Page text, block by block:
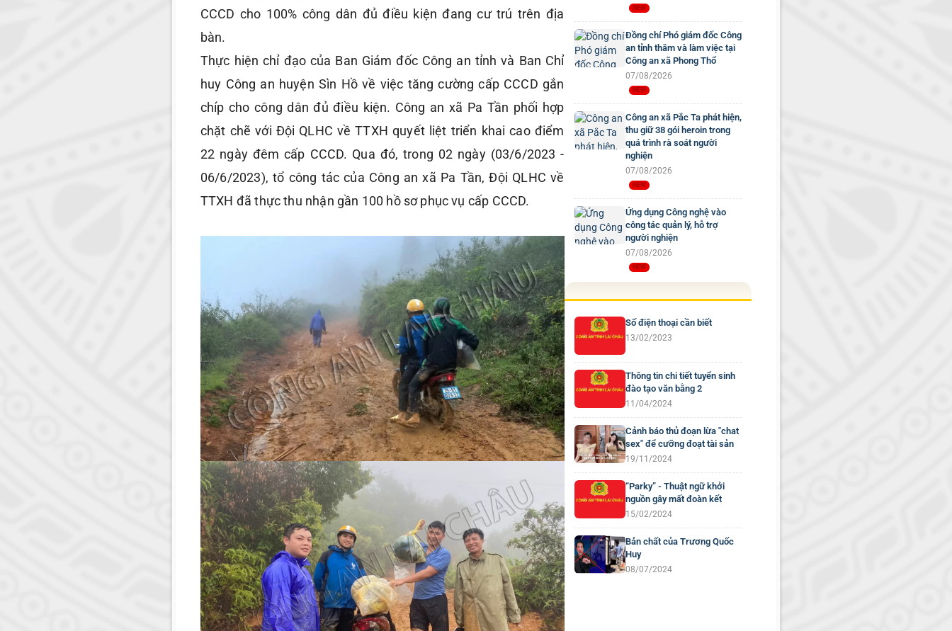
CCCD cho 100% công dân đủ điều kiện đang cư trú trên địa
bàn.
Thực hiện chỉ đạo của Ban Giám đốc Công an tỉnh và Ban Chỉ
huy Công an huyện Sìn Hồ về việc tăng cường cấp CCCD gắn
chíp cho công dân đủ điều kiện. Công an xã Pa Tần phối hợp
chặt chẽ với Đội QLHC về TTXH quyết liệt triển khai cao điểm
22 ngày đêm cấp CCCD. Qua đó, trong 02 ngày (03/6/2023 -
06/6/2023), tổ công tác của Công an xã Pa Tần, Đội QLHC về
TTXH đã thực thu nhận gần 100 hồ sơ phục vụ cấp CCCD.
Đồng chí Phó giám đốc Công
an tỉnh thăm và làm việc tại
Công an xã Phong Thổ
07/08/2026
Công an xã Pắc Ta phát hiện,
thu giữ 38 gói heroin trong
quá trình rà soát người
nghiện
07/08/2026
Ứng dụng Công nghệ vào
công tác quản lý, hỗ trợ
người nghiện
07/08/2026
Số điện thoại cần biết
13/02/2023
Thông tin chi tiết tuyển sinh
đào tạo văn bằng 2
11/04/2024
Cảnh báo thủ đoạn lừa "chat
sex" để cưỡng đoạt tài sản
19/11/2024
“Parky” - Thuật ngữ khởi
nguồn gây mất đoàn kết
15/02/2024
Bản chất của Trương Quốc
Huy
08/07/2024